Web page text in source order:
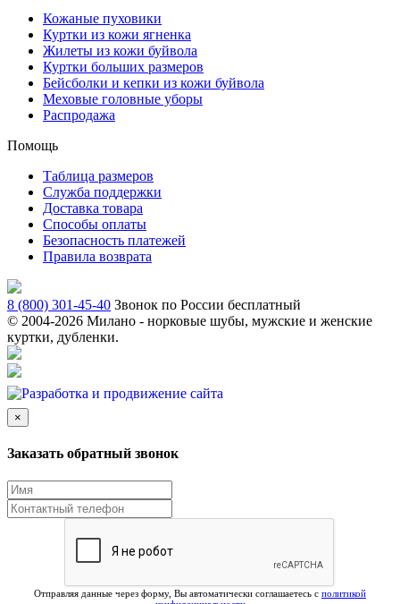
Кожаные пуховики
Куртки из кожи ягненка
Жилеты из кожи буйвола
Куртки больших размеров
Бейсболки и кепки из кожи буйвола
Меховые головные уборы
Распродажа
Помощь
Таблица размеров
Служба поддержки
Доставка товара
Способы оплаты
Безопасность платежей
Правила возврата
8 (800) 301-45-40 Звонок по России бесплатный
© 2004-2026 Милано - норковые шубы, мужские и женские
куртки, дубленки.
×
Заказать обратный звонок
Отправляя данные через форму, Вы автоматически соглашаетесь с политикой